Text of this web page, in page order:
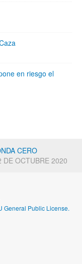
en riesgo el
CERO
DE OCTUBRE 2020
General Public License.